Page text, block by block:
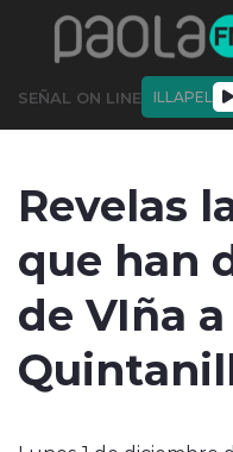
Click acá para ir
SEÑAL ON LINE ILLAPEL
modo
Revelas
que han
de VIña